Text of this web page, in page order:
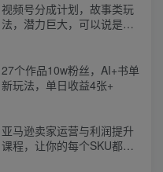
视频号分成计划，故事类玩
法，潜力巨大，可以说是一
27个作品10w粉丝，AI+书单
新玩法，单日收益4张+
亚马逊卖家运营与利润提升
课程，让你的每个SKU都成